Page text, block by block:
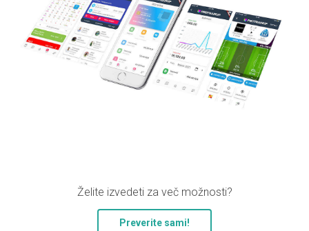
Želite izvedeti za več možnosti?
Preverite sami!